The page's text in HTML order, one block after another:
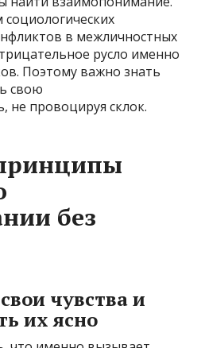
в межличностных
русло именно
Поэтому важно знать
свою
не провоцируя склок.
без
чувства и
их ясно